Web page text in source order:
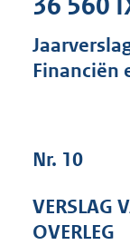
Financiën
Nr. 10
VERSLAG
OVERLEG